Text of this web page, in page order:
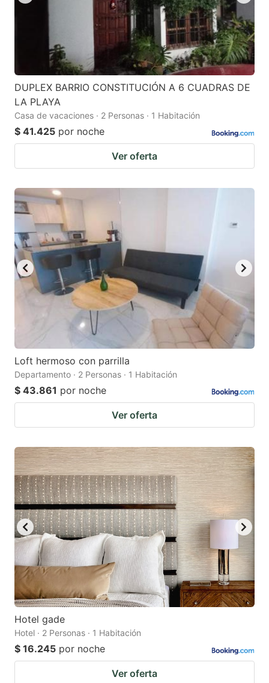
DUPLEX BARRIO CONSTITUCIÓN A 6 CUADRAS DE
LA PLAYA
Casa de vacaciones · 2 Personas · 1 Habitación
$ 41.425 por noche
Ver oferta
Loft hermoso con parrilla
Departamento · 2 Personas · 1 Habitación
$ 43.861 por noche
Ver oferta
Hotel gade
Hotel · 2 Personas · 1 Habitación
$ 16.245 por noche
Ver oferta